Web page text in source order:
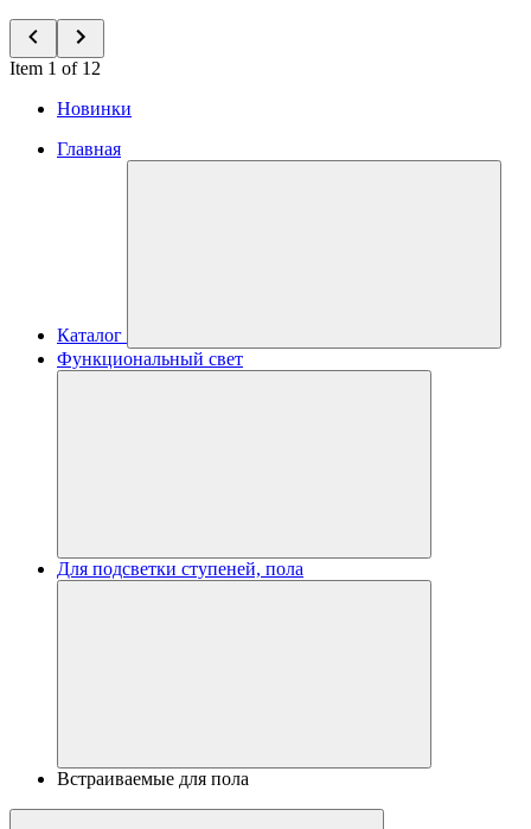
Item 1 of 12
Новинки
Главная
Каталог
Функциональный свет
Для подсветки ступеней, пола
Встраиваемые для пола